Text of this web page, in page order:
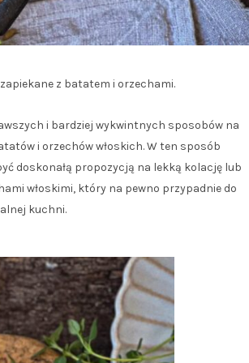
z batatem i orzechami.
i bardziej wykwintnych sposobów na
i orzechów włoskich. W ten sposób
doskonałą propozycją na lekką kolację lub
włoskimi, który na pewno przypadnie do
kuchni.